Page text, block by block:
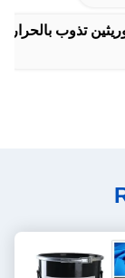
تذوب بالحرارة